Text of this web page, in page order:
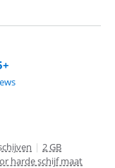
| 2 GB
harde schijf maat